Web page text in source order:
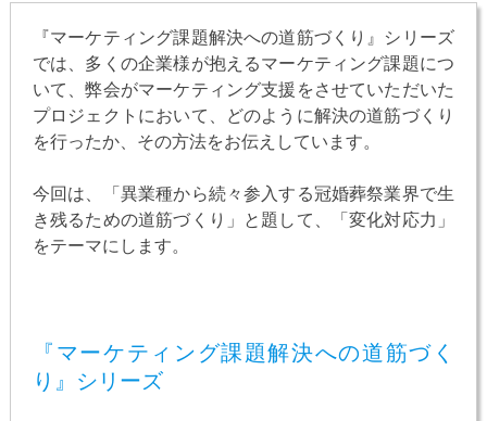
『マーケティング課題解決への道筋づくり』シリーズ
では、多くの企業様が抱えるマーケティング課題につ
いて、弊会がマーケティング支援をさせていただいた
プロジェクトにおいて、どのように解決の道筋づくり
を行ったか、その方法をお伝えしています。
今回は、「異業種から続々参入する冠婚葬祭業界で生
き残るための道筋づくり」と題して、「変化対応力」
をテーマにします。
『マーケティング課題解決への道筋づく
り』シリーズ